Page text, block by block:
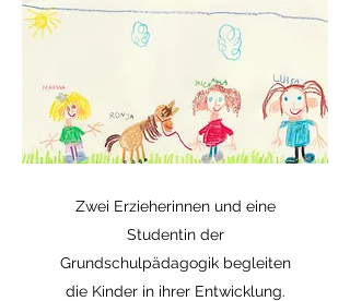
Zwei Erzieherinnen und eine
Studentin der
Grundschulpädagogik begleiten
die Kinder in ihrer Entwicklung.